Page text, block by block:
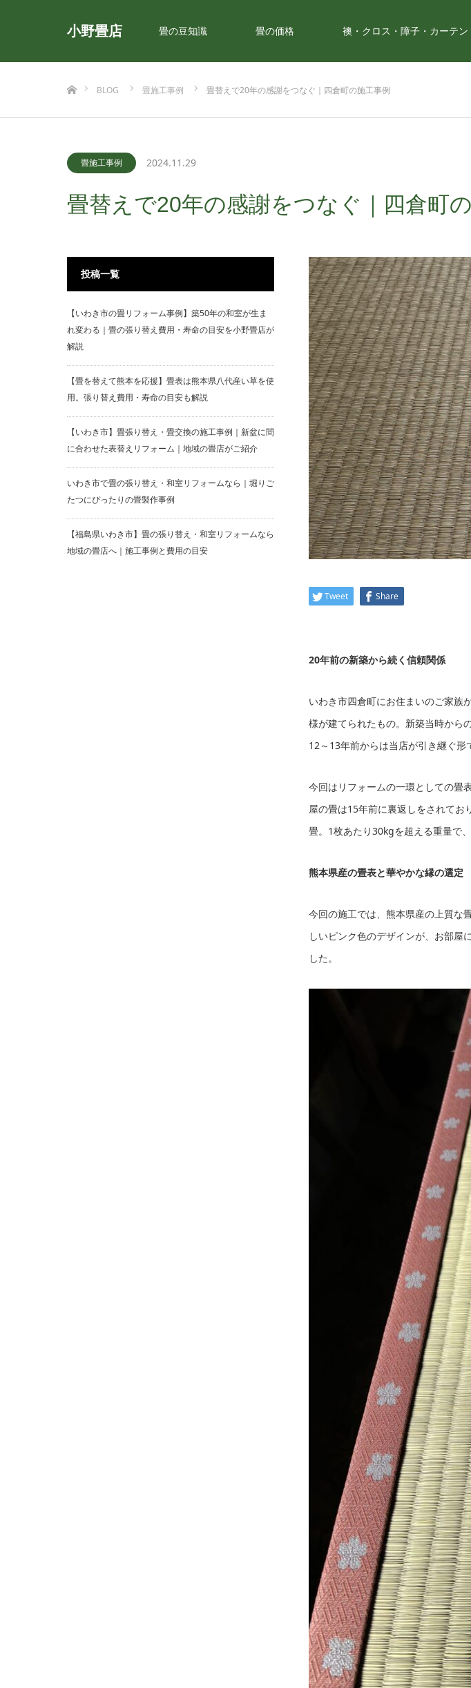
小野畳店 畳の豆知識 畳の価格 襖・クロス・障子・カーテン
BLOG
畳施工事例 畳替えで20年の感謝をつなぐ｜四倉町の施工事例
畳施工事例 2024.11.29
畳替えで20年の感謝をつなぐ｜四倉町
Tweet Share
20年前の新築から続く信頼関係
いわき市四倉町にお住まいのご家族
様が建てられたもの。新築当時から
12～13年前からは当店が引き継ぐ形
今回はリフォームの一環としての畳
屋の畳は15年前に裏返しをされてお
畳。1枚あたり30kgを超える重量で
熊本県産の畳表と華やかな縁の選定
今回の施工では、熊本県産の上質な
しいピンク色のデザインが、お部屋
した。
投稿一覧
【いわき市の畳リフォーム事例】築50年の和室が生ま
れ変わる｜畳の張り替え費用・寿命の目安を小野畳店が
解説
【畳を替えて熊本を応援】畳表は熊本県八代産い草を使
用。張り替え費用・寿命の目安も解説
【いわき市】畳張り替え・畳交換の施工事例｜新盆に間
に合わせた表替えリフォーム｜地域の畳店がご紹介
いわき市で畳の張り替え・和室リフォームなら｜堀りご
たつにぴったりの畳製作事例
【福島県いわき市】畳の張り替え・和室リフォームなら
地域の畳店へ｜施工事例と費用の目安